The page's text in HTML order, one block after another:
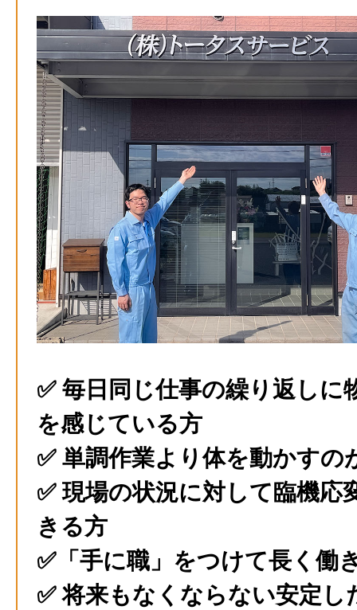
✅ 毎日同じ仕事の繰り返しに
を感じている方
✅ 単調作業より体を動かすの
✅ 現場の状況に対して臨機応
きる方
✅「手に職」をつけて長く働
✅ 将来もなくならない安定し